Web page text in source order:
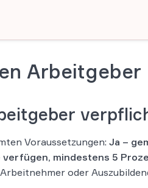
Arbeitgeber
Voraussetzungen: Ja –
mindestens 5
oder